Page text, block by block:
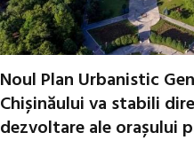
Noul Plan Urbanistic
Chișinăului va stabili
dezvoltare ale orașului